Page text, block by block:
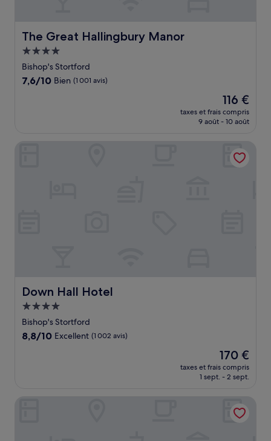
The Great Hallingbury Manor
The Great Hallingbury Manor
Hébergement
4.0 étoiles
Bishop's Stortford
7.6
7,6/10 Bien (1 001 avis)
Le
nouveau
prix
de
116 €
116 €
taxes et frais compris
9 août - 10 août
Down Hall Hotel
Down Hall Hotel
Hébergement
4.0 étoiles
Bishop's Stortford
8.8
8,8/10 Excellent (1 002 avis)
Le
nouveau
prix
de
170 €
170 €
taxes et frais compris
1 sept. - 2 sept.